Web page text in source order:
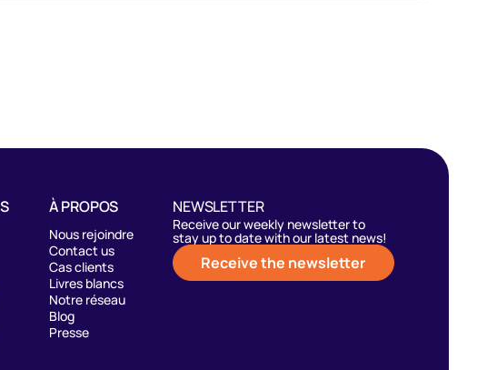
À PROPOS
Nous rejoindre
Contact us
Cas clients
Livres blancs
Notre réseau
Blog
Presse
NEWSLETTER
Receive our weekly newsletter to
stay up to date with our latest news!
Receive the newsletter